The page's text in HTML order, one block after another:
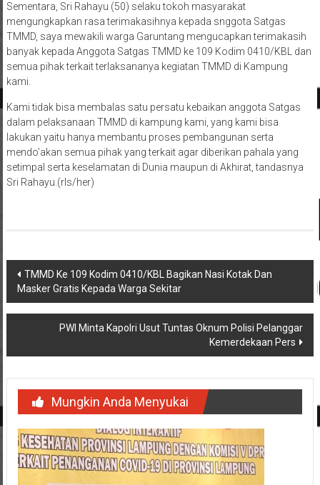
Sementara, Sri Rahayu (50) selaku tokoh masyarakat
mengungkapkan rasa terimakasihnya kepada snggota Satgas
TMMD, saya mewakili warga Garuntang mengucapkan terimakasih
banyak kepada Anggota Satgas TMMD ke 109 Kodim 0410/KBL dan
semua pihak terkait terlaksananya kegiatan TMMD di Kampung
kami.
Kami tidak bisa membalas satu persatu kebaikan anggota Satgas
dalam pelaksanaan TMMD di kampung kami, yang kami bisa
lakukan yaitu hanya membantu proses pembangunan serta
mendo’akan semua pihak yang terkait agar diberikan pahala yang
setimpal serta keselamatan di Dunia maupun di Akhirat, tandasnya
Sri Rahayu.(rls/her)
Navigasi
pos
TMMD Ke 109 Kodim 0410/KBL Bagikan Nasi Kotak Dan
Masker Gratis Kepada Warga Sekitar
PWI Minta Kapolri Usut Tuntas Oknum Polisi Pelanggar
Kemerdekaan Pers
Mungkin Anda Menyukai